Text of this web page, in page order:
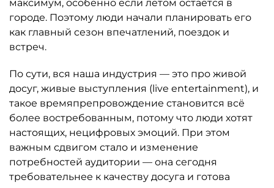
максимум, особенно если летом остаётся в
городе. Поэтому люди начали планировать его
как главный сезон впечатлений, поездок и
встреч.
По сути, вся наша индустрия — это про живой
досуг, живые выступления (live entertainment), и
такое времяпрепровождение становится всё
более востребованным, потому что люди хотят
настоящих, нецифровых эмоций. При этом
важным сдвигом стало и изменение
потребностей аудитории — она сегодня
требовательнее к качеству досуга и готова